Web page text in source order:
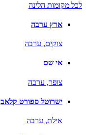
לכל מקומות הלינה
ארץ ערבה
צוקים, ערבה
אי שם
צופר, ערבה
ישרוטל ספורט קלאב
אילת, ערבה